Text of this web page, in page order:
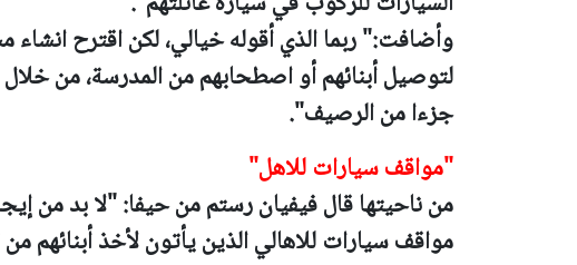
وأضافت:" ربما الذي أقوله خيالي، لكن اقترح
لتوصيل أبنائهم أو اصطحابهم من المدرسة، من
جزءا من الرصيف".
"مواقف سيارات للاهل"
من ناحيتها قال فيفيان رستم من حيفا: "لا بد من
مواقف سيارات للاهالي الذين يأتون لأخذ أبنائهم